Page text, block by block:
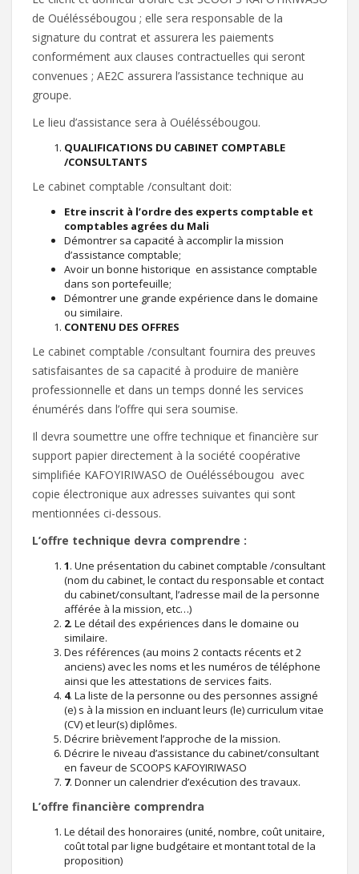
de Ouéléssébougou ; elle sera responsable de la
signature du contrat et assurera les paiements
conformément aux clauses contractuelles qui seront
convenues ; AE2C assurera l’assistance technique au
groupe.
Le lieu d’assistance sera à Ouéléssébougou.
QUALIFICATIONS DU CABINET COMPTABLE
/CONSULTANTS
Le cabinet comptable /consultant doit:
Etre inscrit à l’ordre des experts comptable et
comptables agrées du Mali
Démontrer sa capacité à accomplir la mission
d’assistance comptable;
Avoir un bonne historique en assistance comptable
dans son portefeuille;
Démontrer une grande expérience dans le domaine
ou similaire.
CONTENU DES OFFRES
Le cabinet comptable /consultant fournira des preuves
satisfaisantes de sa capacité à produire de manière
professionnelle et dans un temps donné les services
énumérés dans l’offre qui sera soumise.
Il devra soumettre une offre technique et financière sur
support papier directement à la société coopérative
simplifiée KAFOYIRIWASO de Ouéléssébougou avec
copie électronique aux adresses suivantes qui sont
mentionnées ci-dessous.
L’offre technique devra comprendre :
1. Une présentation du cabinet comptable /consultant
(nom du cabinet, le contact du responsable et contact
du cabinet/consultant, l’adresse mail de la personne
afférée à la mission, etc…)
2. Le détail des expériences dans le domaine ou
similaire.
Des références (au moins 2 contacts récents et 2
anciens) avec les noms et les numéros de téléphone
ainsi que les attestations de services faits.
4. La liste de la personne ou des personnes assigné
(e) s à la mission en incluant leurs (le) curriculum vitae
(CV) et leur(s) diplômes.
Décrire brièvement l’approche de la mission.
Décrire le niveau d’assistance du cabinet/consultant
en faveur de SCOOPS KAFOYIRIWASO
7. Donner un calendrier d’exécution des travaux.
L’offre financière comprendra
Le détail des honoraires (unité, nombre, coût unitaire,
coût total par ligne budgétaire et montant total de la
proposition)